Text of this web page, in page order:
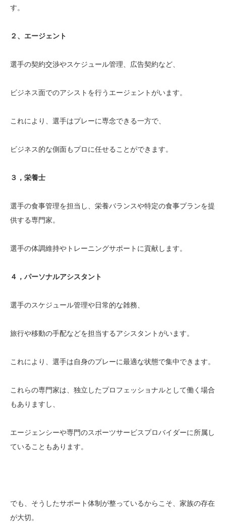
す。
２、エージェント
選手の契約交渉やスケジュール管理、広告契約など、
ビジネス面でのアシストを行うエージェントがいます。
これにより、選手はプレーに専念できる一方で、
ビジネス的な側面もプロに任せることができます。
３，栄養士
選手の食事管理を担当し、栄養バランスや特定の食事プランを提
供する専門家。
選手の体調維持やトレーニングサポートに貢献します。
４，パーソナルアシスタント
選手のスケジュール管理や日常的な雑務、
旅行や移動の手配などを担当するアシスタントがいます。
これにより、選手は自身のプレーに最適な状態で集中できます。
これらの専門家は、独立したプロフェッショナルとして働く場合
もありますし、
エージェンシーや専門のスポーツサービスプロバイダーに所属し
ていることもあります。
でも、そうしたサポート体制が整っているからこそ、家族の存在
が大切。